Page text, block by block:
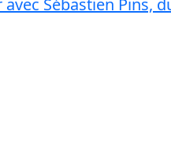
Sébastien Pins,